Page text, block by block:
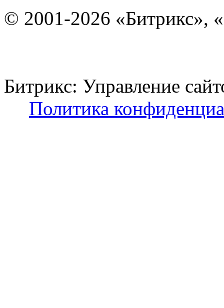
© 2001-2026 «Битрикс»,
Битрикс: Управление
Политика